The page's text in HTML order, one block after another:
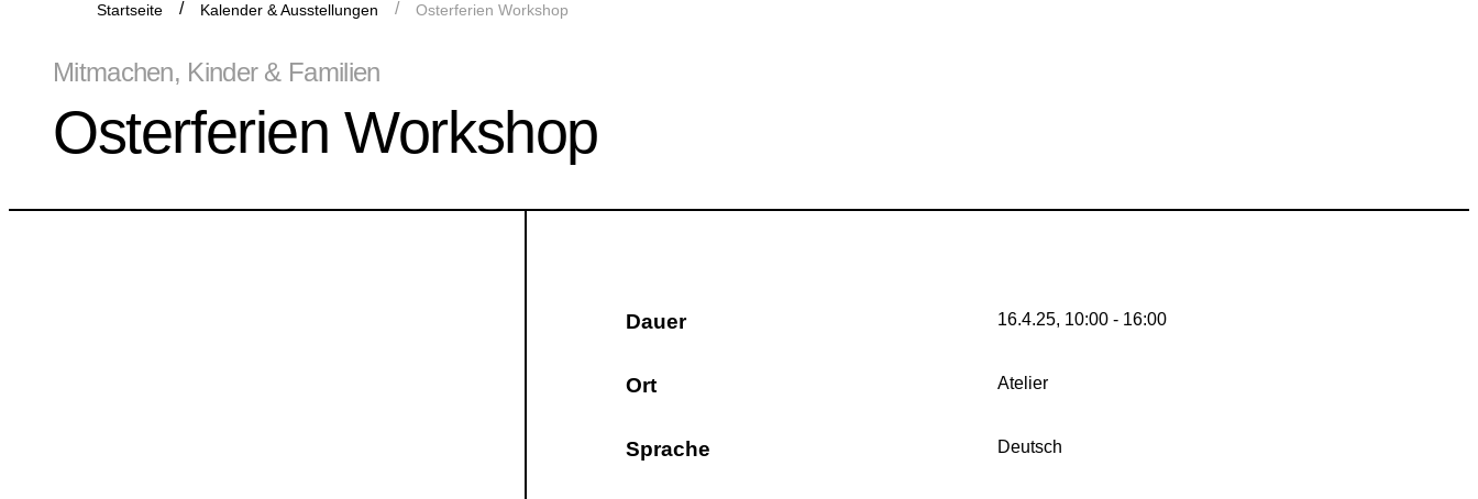
Startseite Kalender & Ausstellungen Osterferien Workshop
Mitmachen, Kinder & Familien
Osterferien Workshop
Dauer 16.4.25, 10:00 - 16:00
Ort Atelier
Sprache Deutsch